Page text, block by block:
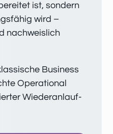
ist, sondern
wird –
nachweislich
Business
Operational
Wiederanlauf-